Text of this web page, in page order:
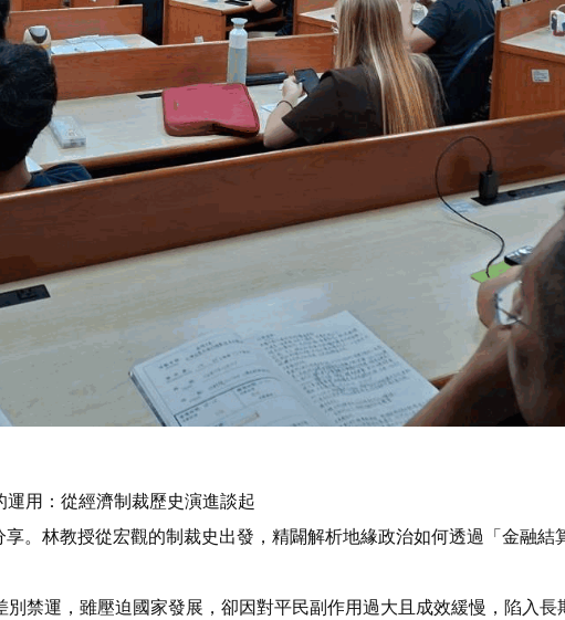
用：從經濟制裁歷史演進談起
。林教授從宏觀的制裁史出發，精闢解析地緣政治如何透過「金融結
禁運，雖壓迫國家發展，卻因對平民副作用過大且成效緩慢，陷入長